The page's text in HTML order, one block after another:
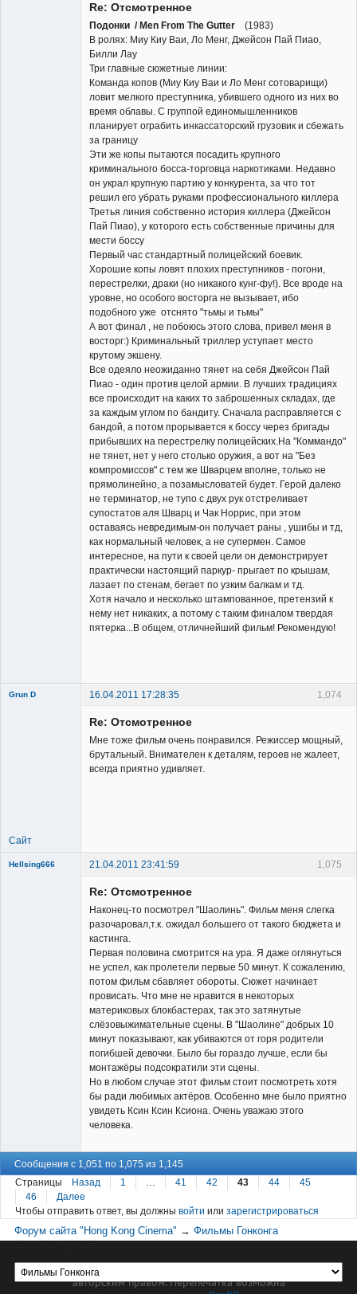
Re: Отсмотренное
Подонки / Men From The Gutter (1983)
В ролях: Миу Киу Ваи, Ло Менг, Джейсон Пай Пиао,
Билли Лау
Три главные сюжетные линии:
Команда копов (Миу Киу Ваи и Ло Менг сотоварищи)
ловит мелкого преступника, убившего одного из них во
время облавы. С группой единомышленников
планирует ограбить инкассаторский грузовик и сбежать
за границу
Эти же копы пытаются посадить крупного
криминального босса-торговца наркотиками. Недавно
он украл крупную партию у конкурента, за что тот
решил его убрать руками профессионального киллера
Третья линия собственно история киллера (Джейсон
Пай Пиао), у которого есть собственные причины для
мести боссу
Первый час стандартный полицейский боевик.
Хорошие копы ловят плохих преступников - погони,
перестрелки, драки (но никакого кунг-фу!). Все вроде на
уровне, но особого восторга не вызывает, ибо
подобного уже отснято "тьмы и тьмы"
А вот финал , не побоюсь этого слова, привел меня в
восторг:) Криминальный триллер уступает место
крутому экшену.
Все одеяло неожиданно тянет на себя Джейсон Пай
Пиао - один против целой армии. В лучших традициях
все происходит на каких то заброшенных складах, где
за каждым углом по бандиту. Сначала расправляется с
бандой, а потом прорывается к боссу через бригады
прибывших на перестрелку полицейских.На "Коммандо"
не тянет, нет у него столько оружия, а вот на "Без
компромиссов" с тем же Шварцем вполне, только не
прямолинейно, а позамысловатей будет. Герой далеко
не терминатор, не тупо с двух рук отстреливает
супостатов аля Шварц и Чак Норрис, при этом
оставаясь невредимым-он получает раны , ушибы и тд,
как нормальный человек, а не супермен. Самое
интересное, на пути к своей цели он демонстрирует
практически настоящий паркур- прыгает по крышам,
лазает по стенам, бегает по узким балкам и тд.
Хотя начало и несколько штампованное, претензий к
нему нет никаких, а потому с таким финалом твердая
пятерка...В общем, отличнейший фильм! Рекомендую!
1,074
Grun D 16.04.2011 17:28:35
Re: Отсмотренное
Мне тоже фильм очень понравился. Режиссер мощный,
брутальный. Внимателен к деталям, героев не жалеет,
всегда приятно удивляет.
Сайт
1,075
Hellsing666 21.04.2011 23:41:59
Re: Отсмотренное
Наконец-то посмотрел "Шаолинь". Фильм меня слегка
разочаровал,т.к. ожидал большего от такого бюджета и
кастинга.
Первая половина смотрится на ура. Я даже оглянуться
не успел, как пролетели первые 50 минут. К сожалению,
потом фильм сбавляет обороты. Сюжет начинает
провисать. Что мне не нравится в некоторых
материковых блокбастерах, так это затянутые
слёзовыжимательные сцены. В "Шаолине" добрых 10
минут показывают, как убиваются от горя родители
погибшей девочки. Было бы гораздо лучше, если бы
монтажёры подсократили эти сцены.
Но в любом случае этот фильм стоит посмотреть хотя
бы ради любимых актёров. Особенно мне было приятно
увидеть Ксин Ксин Ксиона. Очень уважаю этого
человека.
Сообщения с 1,051 по 1,075 из 1,145
Страницы
Назад 1 41 42 43 44
45
46
Далее
Чтобы отправить ответ, вы должны войти или зарегистрироваться
Форум сайта "Hong Kong Cinema" →Фильмы Гонконга
Материал сайта hkcinema.ru защищен
авторским правом. Перепечатка возможна